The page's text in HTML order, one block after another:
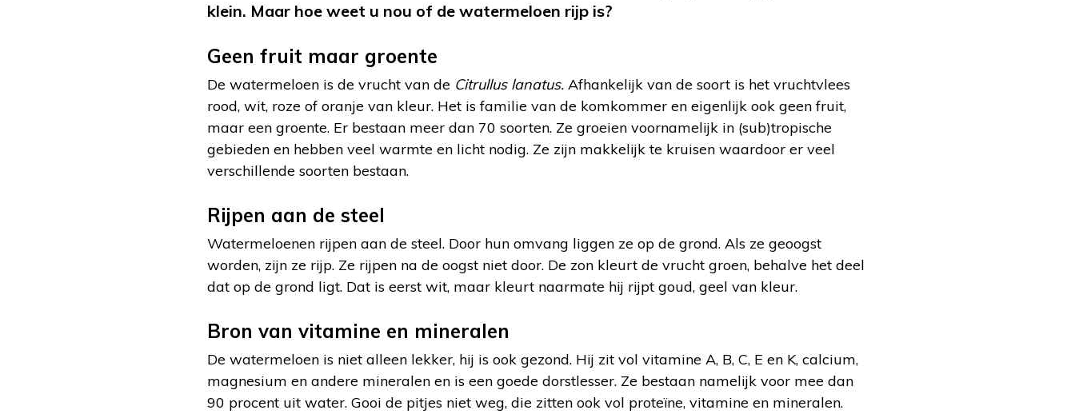
klein. Maar hoe weet u nou of de watermeloen rijp is?
Geen fruit maar groente
De watermeloen is de vrucht van de Citrullus lanatus. Afhankelijk van de soort is het vruchtvlees
rood, wit, roze of oranje van kleur. Het is familie van de komkommer en eigenlijk ook geen fruit,
maar een groente. Er bestaan meer dan 70 soorten. Ze groeien voornamelijk in (sub)tropische
gebieden en hebben veel warmte en licht nodig. Ze zijn makkelijk te kruisen waardoor er veel
verschillende soorten bestaan.
Rijpen aan de steel
Watermeloenen rijpen aan de steel. Door hun omvang liggen ze op de grond. Als ze geoogst
worden, zijn ze rijp. Ze rijpen na de oogst niet door. De zon kleurt de vrucht groen, behalve het deel
dat op de grond ligt. Dat is eerst wit, maar kleurt naarmate hij rijpt goud, geel van kleur.
Bron van vitamine en mineralen
De watermeloen is niet alleen lekker, hij is ook gezond. Hij zit vol vitamine A, B, C, E en K, calcium,
magnesium en andere mineralen en is een goede dorstlesser. Ze bestaan namelijk voor mee dan
90 procent uit water. Gooi de pitjes niet weg, die zitten ook vol proteïne, vitamine en mineralen.